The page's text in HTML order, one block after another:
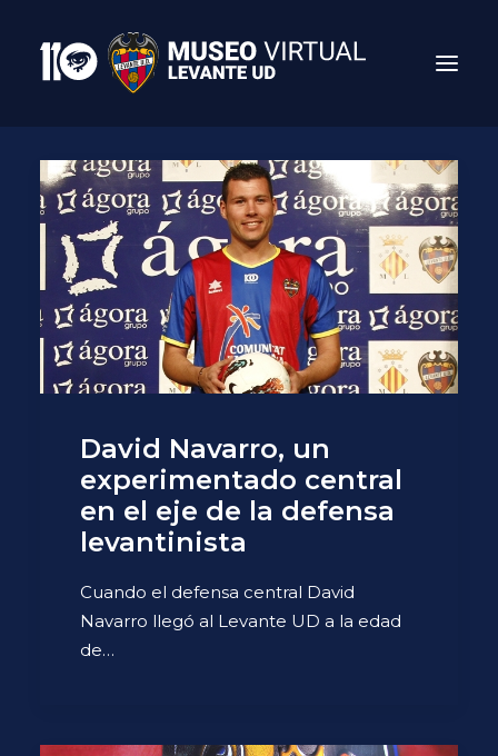
Search
David Navarro, un
experimentado central
en el eje de la defensa
levantinista
Cuando el defensa central David
Navarro llegó al Levante UD a la edad
de…